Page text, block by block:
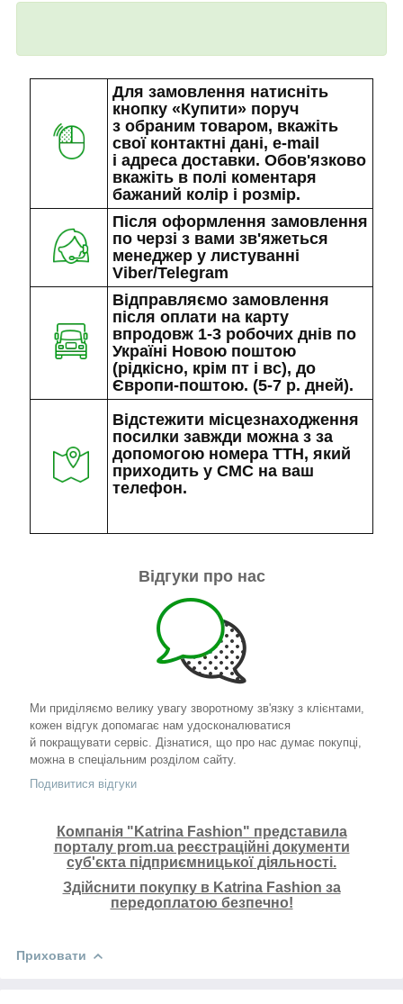
Для замовлення натисніть
кнопку «Купити» поруч
з обраним товаром, вкажіть
свої контактні дані, e-mail
і адреса доставки. Обов'язково
вкажіть в полі коментаря
бажаний колір і розмір.
Після оформлення замовлення
по черзі з вами зв'яжеться
менеджер у листуванні
Viber/Telegram
Відправляємо замовлення
після оплати на карту
впродовж 1-3 робочих днів по
Україні Новою поштою
(рідкісно, крім пт і вс), до
Європи-поштою. (5-7 р. дней).
Відстежити місцезнаходження
посилки завжди можна з за
допомогою номера ТТН, який
приходить у СМС на ваш
телефон.
Відгуки про нас
Ми приділяємо велику увагу зворотному зв'язку з клієнтами,
кожен відгук допомагає нам удосконалюватися
й покращувати сервіс. Дізнатися, що про нас думає покупці,
можна в спеціальним розділом сайту.
Подивитися відгуки
Компанія "Katrina Fashion" представила
порталу prom.ua реєстраційні документи
суб'єкта підприємницької діяльності.
Здійснити покупку в Katrina Fashion за
передоплатою безпечно!
Приховати